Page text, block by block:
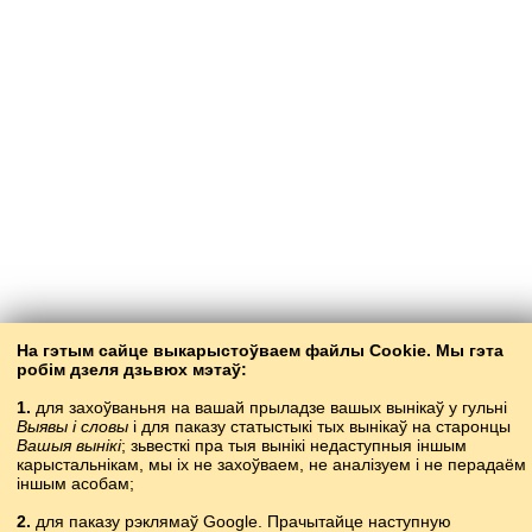
59
На гэтым сайце выкарыстоўваем файлы Cookie. Мы гэта
робім дзеля дзьвюх мэтаў:
1. для захоўваньня на вашай прыладзе вашых вынікаў у гульні
Выявы і словыі для паказу статыстыкі тых вынікаў на старонцы
Вашыя вынікі; зьвесткі пра тыя вынікі недаступныя іншым
карысталь­нікам, мы іх не захоўваем, не аналізуем і не перадаём
іншым асобам;
2. для паказу рэклямаў Google. Прачытайце наступную